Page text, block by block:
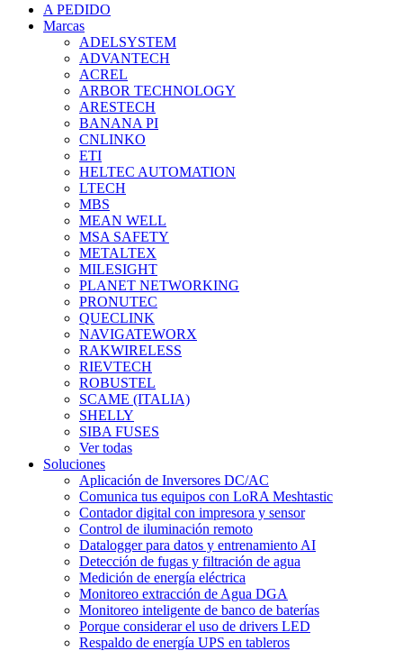
A PEDIDO
Marcas
ADELSYSTEM
ADVANTECH
ACREL
ARBOR TECHNOLOGY
ARESTECH
BANANA PI
CNLINKO
ETI
HELTEC AUTOMATION
LTECH
MBS
MEAN WELL
MSA SAFETY
METALTEX
MILESIGHT
PLANET NETWORKING
PRONUTEC
QUECLINK
NAVIGATEWORX
RAKWIRELESS
RIEVTECH
ROBUSTEL
SCAME (ITALIA)
SHELLY
SIBA FUSES
Ver todas
Soluciones
Aplicación de Inversores DC/AC
Comunica tus equipos con LoRA Meshtastic
Contador digital con impresora y sensor
Control de iluminación remoto
Datalogger para datos y entrenamiento AI
Detección de fugas y filtración de agua
Medición de energía eléctrica
Monitoreo extracción de Agua DGA
Monitoreo inteligente de banco de baterías
Porque considerar el uso de drivers LED
Respaldo de energía UPS en tableros